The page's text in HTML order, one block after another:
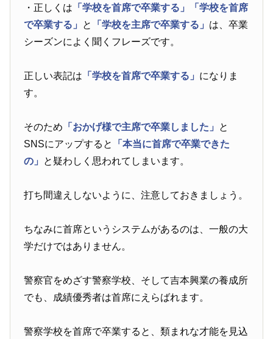
・正しくは 「学校を首席で卒業する」
「学校を首席
で卒業する」 と 「学校を主席で卒業する」 は、卒業
シーズンによく聞くフレーズです。
正しい表記は 「学校を首席で卒業する」 になりま
す。
そのため 「おかげ様で主席で卒業しました」 と
SNSにアップすると
「本当に首席で卒業できた
の」 と疑わしく思われてしまいます。
打ち間違えしないように、注意しておきましょう。
ちなみに首席というシステムがあるのは、一般の大
学だけではありません。
警察官をめざす警察学校、そして吉本興業の養成所
でも、成績優秀者は首席にえらばれます。
警察学校を首席で卒業すると、類まれな才能を見込